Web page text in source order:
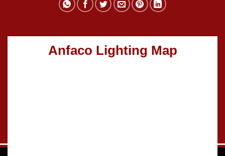
Anfaco Lighting Map